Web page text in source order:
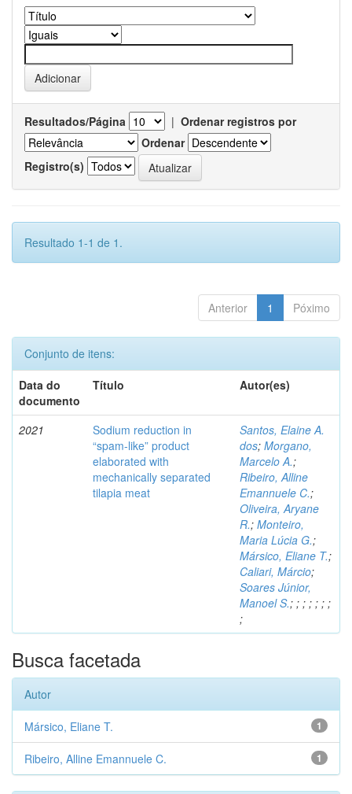
Resultados/Página | Ordenar registros por
Ordenar
Registro(s)
Resultado 1-1 de 1.
Anterior 1 Póximo
Conjunto de itens:
Data do
documento
Título Autor(es)
2021
Sodium reduction in
“spam-like” product
elaborated with
mechanically separated
tilapia meat
Santos, Elaine A.
dos; Morgano,
Marcelo A.;
Ribeiro, Alline
Emannuele C.;
Oliveira, Aryane
R.; Monteiro,
Maria Lúcia G.;
Mársico, Eliane T.;
Caliari, Márcio;
Soares Júnior,
Manoel S.; ; ; ; ; ; ;
;
Busca facetada
Autor
1
Mársico, Eliane T.
1
Ribeiro, Alline Emannuele C.